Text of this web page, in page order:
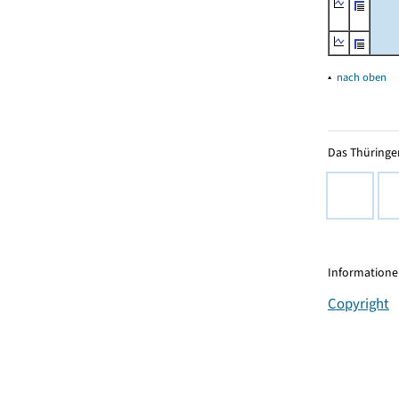
▴ nach oben
Das
Copyright